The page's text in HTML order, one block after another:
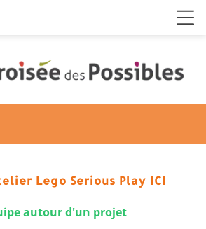
Lego Serious Play ICI
autour d'un projet